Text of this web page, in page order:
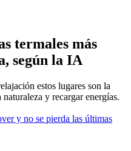
termales más
según la IA
estos lugares son la
y recargar energías.
y no se pierda las últimas